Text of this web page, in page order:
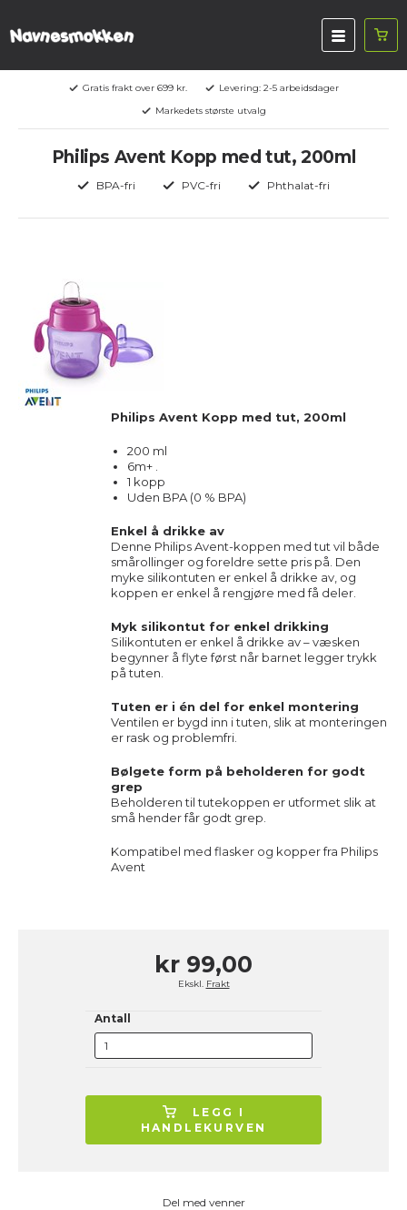
Gratis frakt over 699 kr.
Levering: 2-5 arbeidsdager
Markedets største utvalg
Philips Avent Kopp med tut, 200ml
BPA-fri PVC-fri Phthalat-fri
Philips Avent Kopp med tut, 200ml
200 ml
6m+ .
1 kopp
Uden BPA (0 % BPA)
Enkel å drikke av
Denne Philips Avent-koppen med tut vil både
smårollinger og foreldre sette pris på. Den
myke silikontuten er enkel å drikke av, og
koppen er enkel å rengjøre med få deler.
Myk silikontut for enkel drikking
Silikontuten er enkel å drikke av – væsken
begynner å flyte først når barnet legger trykk
på tuten.
Tuten er i én del for enkel montering
Ventilen er bygd inn i tuten, slik at monteringen
er rask og problemfri.
Bølgete form på beholderen for godt
grep
Beholderen til tutekoppen er utformet slik at
små hender får godt grep.
Kompatibel med flasker og kopper fra Philips
Avent
kr 99,00
Ekskl. Frakt
Antall
LEGG I
HANDLEKURVEN
Del med venner